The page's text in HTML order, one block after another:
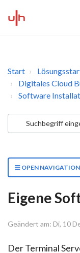
Start
Digitales Cloud
Software
OPEN NAVIGATION
Eigene
Geändert am: Di, 10
Der Terminal